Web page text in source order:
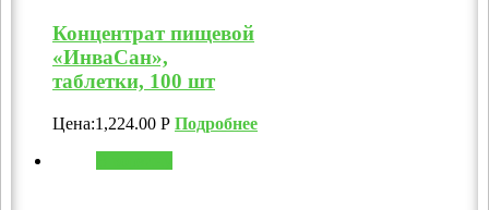
Концентрат пищевой
«ИнваСан»,
таблетки, 100 шт
Цена:1,224.00 Р Подробнее